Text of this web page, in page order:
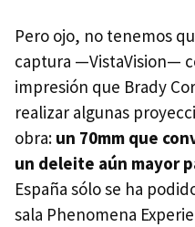
Pero ojo, no tenemos
captura —VistaVision—
impresión que Brady
realizar algunas
obra: un 70mm que
un deleite aún mayor
España sólo se ha
sala Phenomena